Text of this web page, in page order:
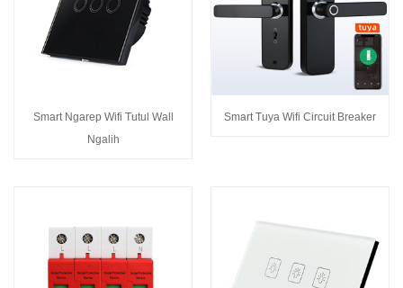
Smart Ngarep Wifi Tutul Wall
Ngalih
Smart Tuya Wifi Circuit Breaker